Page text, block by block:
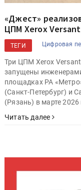
«Джест»
ЦПМ Xerox
ТЕГИ Цифровая
Три ЦПМ Xerox
запущены
площадках РА
(Санкт-Петербург) и
(Рязань) в марте 2026
Читать далее